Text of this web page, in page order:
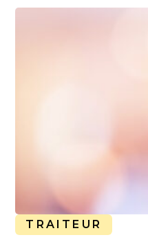
TRAITEUR